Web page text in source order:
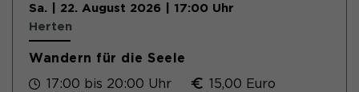
Sa. | 22. August 2026 | 17:00 Uhr
Herten
Wandern für die Seele
17:00 bis 20:00 Uhr
15,00 Euro